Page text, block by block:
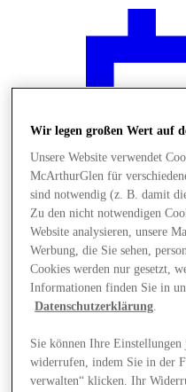
Wir legen großen Wert auf
Unsere Website verwendet
McArthurGlen für
sind notwendig (z. B. damit
Zu den nicht notwendigen
Website analysieren, unsere
Werbung, die Sie sehen,
Cookies werden nur gesetzt,
Informationen finden Sie in
Datenschutzerklärung.
Sie können Ihre
widerrufen, indem Sie in der
verwalten“ klicken. Ihr